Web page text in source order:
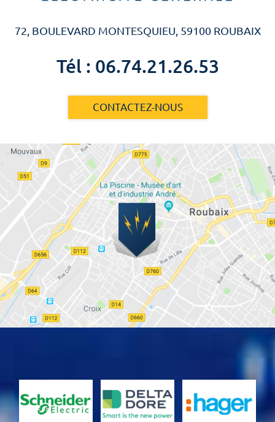
72, BOULEVARD MONTESQUIEU, 59100 ROUBAIX
Tél : 06.74.21.26.53
CONTACTEZ-NOUS